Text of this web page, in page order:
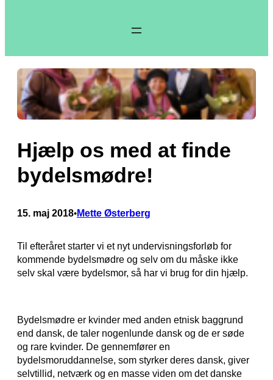
Hjælp os med at finde
bydelsmødre!
15. maj 2018•Mette Østerberg
Til efteråret starter vi et nyt undervisningsforløb for
kommende bydelsmødre og selv om du måske ikke
selv skal være bydelsmor, så har vi brug for din hjælp.
Bydelsmødre er kvinder med anden etnisk baggrund
end dansk, de taler nogenlunde dansk og de er søde
og rare kvinder. De gennemfører en
bydelsmoruddannelse, som styrker deres dansk, giver
selvtillid, netværk og en masse viden om det danske